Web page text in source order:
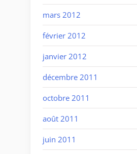
mars 2012
février 2012
janvier 2012
décembre 2011
octobre 2011
août 2011
juin 2011